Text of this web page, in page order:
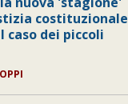
costituzionale
caso dei piccoli